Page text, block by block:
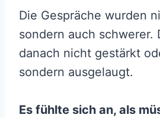
Die Gespräche wurden
sondern auch schwerer.
danach nicht gestärkt
sondern ausgelaugt.
Es fühlte sich an, als